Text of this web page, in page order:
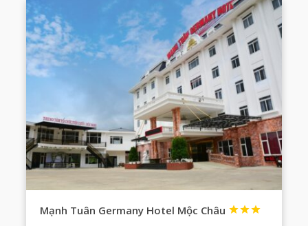
Mạnh Tuân Germany Hotel Mộc Châu 

